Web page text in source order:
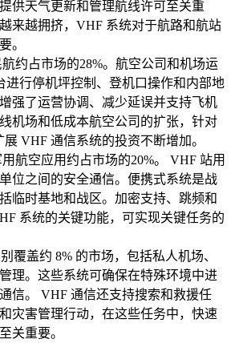
供天气更新和管理航线许可至关重
来越拥挤，VHF 系统对于航路和航站
。
航约占市场的28%。航空公司和机场运
进行停机坪控制、登机口操作和内部地
强了运营协调、减少延误并支持飞机
机场和低成本航空公司的扩张，针对
VHF 通信系统的投资不断增加。
用航空应用约占市场的20%。 VHF 站用
位之间的安全通信。便携式系统是战
临时基地和战区。加密支持、跳频和
系统的关键功能，可实现关键任务的
覆盖约 8% 的市场，包括私人机场、
理。这些系统可确保在特殊环境中进
信。 VHF 通信还支持搜索和救援任
灾害管理行动，在这些任务中，快速
关重要。